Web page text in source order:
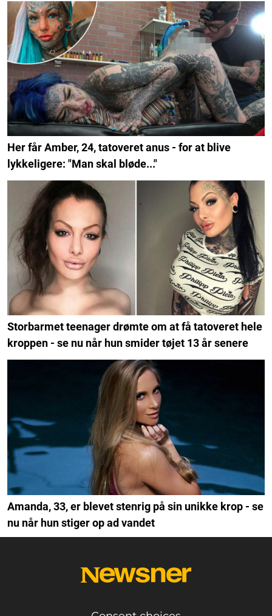
Her får Amber, 24, tatoveret anus - for at blive
lykkeligere: "Man skal bløde..."
Storbarmet teenager drømte om at få tatoveret hele
kroppen - se nu når hun smider tøjet 13 år senere
Amanda, 33, er blevet stenrig på sin unikke krop - se
nu når hun stiger op ad vandet